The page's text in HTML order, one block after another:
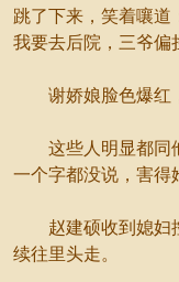
跳了下来，笑着嚷道
我要去后院，三爷偏
谢娇娘脸色爆红，
这些人明显都同他
一个字都没说，害得
赵建硕收到媳妇控
续往里头走。